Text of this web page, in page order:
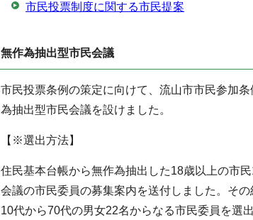
市民投票制度に関する市民提案
無作為抽出型市民会議
市民投票条例の策定に向けて、流山市市民参加
為抽出型市民会議を設けました。
【※選出方法】
住民基本台帳から無作為抽出した18歳以上の市
会議の市民委員の募集案内を送付しました。そ
10代から70代の男女22名からなる市民委員を選